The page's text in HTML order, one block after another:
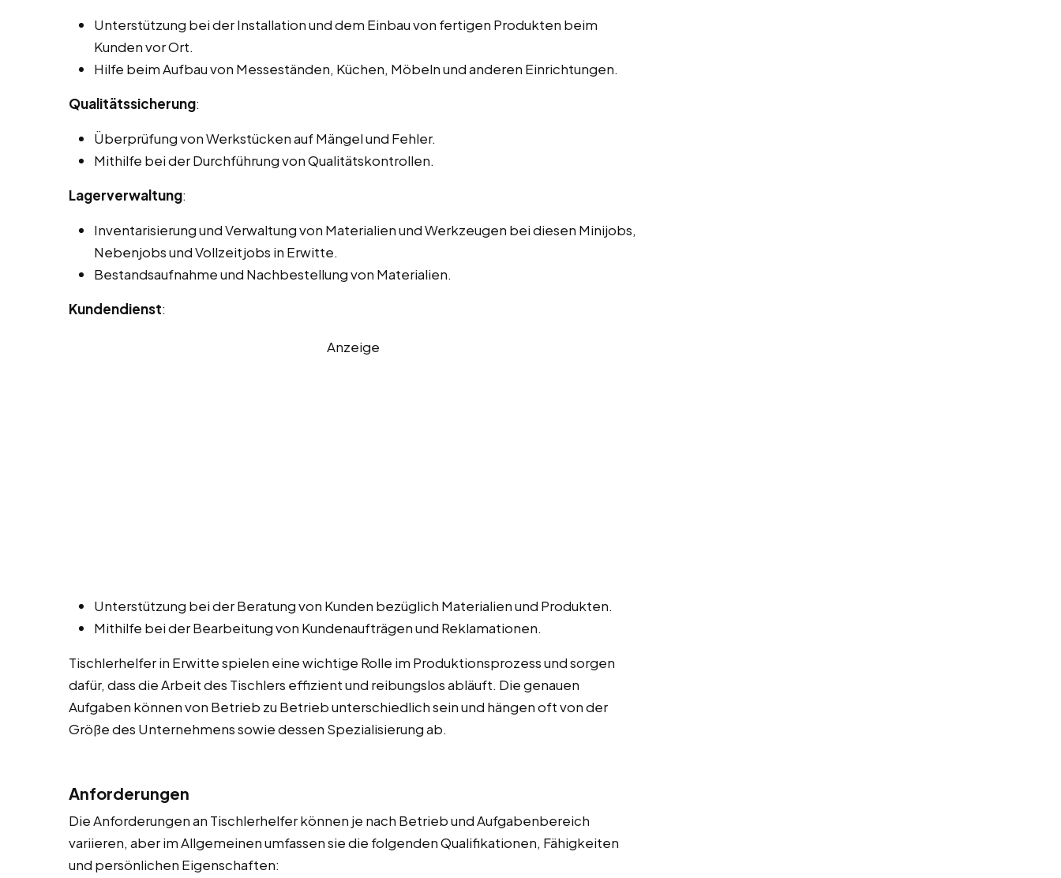
Unterstützung bei der Installation und dem Einbau von fertigen Produkten beim
Kunden vor Ort.
Hilfe beim Aufbau von Messeständen, Küchen, Möbeln und anderen Einrichtungen.
Qualitätssicherung:
Überprüfung von Werkstücken auf Mängel und Fehler.
Mithilfe bei der Durchführung von Qualitätskontrollen.
Lagerverwaltung:
Inventarisierung und Verwaltung von Materialien und Werkzeugen bei diesen Minijobs,
Nebenjobs und Vollzeitjobs in Erwitte.
Bestandsaufnahme und Nachbestellung von Materialien.
Kundendienst:
Anzeige
Unterstützung bei der Beratung von Kunden bezüglich Materialien und Produkten.
Mithilfe bei der Bearbeitung von Kundenaufträgen und Reklamationen.
Tischlerhelfer in Erwitte spielen eine wichtige Rolle im Produktionsprozess und sorgen
dafür, dass die Arbeit des Tischlers effizient und reibungslos abläuft. Die genauen
Aufgaben können von Betrieb zu Betrieb unterschiedlich sein und hängen oft von der
Größe des Unternehmens sowie dessen Spezialisierung ab.
Anforderungen
Die Anforderungen an Tischlerhelfer können je nach Betrieb und Aufgabenbereich
variieren, aber im Allgemeinen umfassen sie die folgenden Qualifikationen, Fähigkeiten
und persönlichen Eigenschaften: